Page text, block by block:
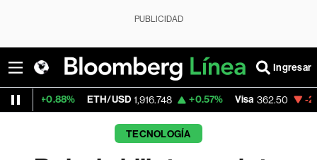
PUBLICIDAD
Ingresar
ETH/USD 1,916.748 +0.57% Visa 362.50 -2.15%
TECNOLOGÍA